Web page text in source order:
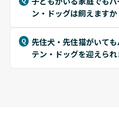
ン・ドッグは飼えますか
先住犬・先住猫がいて
テン・ドッグを迎えられ